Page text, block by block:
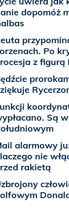
dopomóż
Po
z figurą
Są
alarmowy
nie
rakietą